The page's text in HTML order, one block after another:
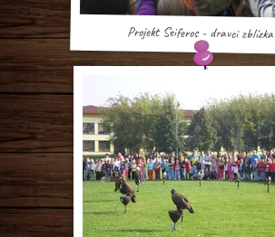
Projekt Seiferos - dravci zblízka